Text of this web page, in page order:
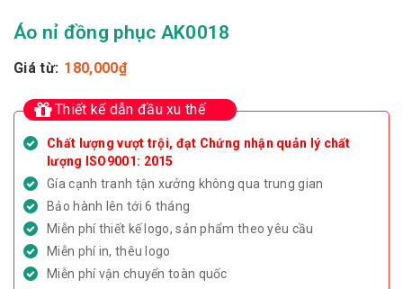
Áo nỉ đồng phục AK0018
Giá từ: 180,000₫
Thiết kế dẫn đầu xu thế
Chất lượng vượt trội, đạt Chứng nhận quản lý chất
lượng ISO9001: 2015
Gía cạnh tranh tận xưởng không qua trung gian
Bảo hành lên tới 6 tháng
Miễn phí thiết kế logo, sản phẩm theo yêu cầu
Miễn phí in, thêu logo
Miễn phí vận chuyển toàn quốc